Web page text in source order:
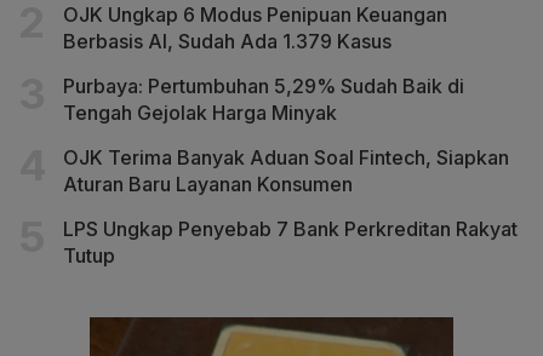
OJK Ungkap 6 Modus Penipuan Keuangan
Berbasis AI, Sudah Ada 1.379 Kasus
Purbaya: Pertumbuhan 5,29% Sudah Baik di
Tengah Gejolak Harga Minyak
OJK Terima Banyak Aduan Soal Fintech, Siapkan
Aturan Baru Layanan Konsumen
LPS Ungkap Penyebab 7 Bank Perkreditan Rakyat
Tutup